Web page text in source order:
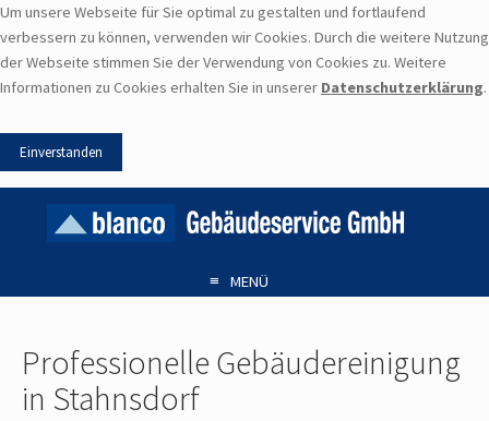
Um unsere Webseite für Sie optimal zu gestalten und fortlaufend
verbessern zu können, verwenden wir Cookies. Durch die weitere Nutzung
der Webseite stimmen Sie der Verwendung von Cookies zu. Weitere
Informationen zu Cookies erhalten Sie in unserer Datenschutzerklärung.
≡ MENÜ
Professionelle Gebäudereinigung
in Stahnsdorf